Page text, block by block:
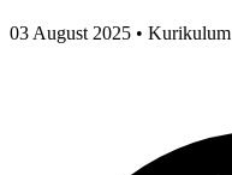
03 August 2025 • Kurikulum